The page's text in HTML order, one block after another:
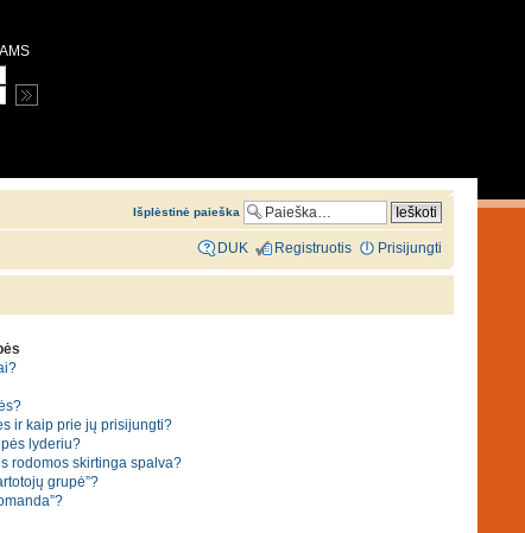
Išplėstinė paieška
DUK Registruotis Prisijungti
ir kaip prie jų prisijungti?
lyderiu?
rodomos skirtinga spalva?
grupė”?